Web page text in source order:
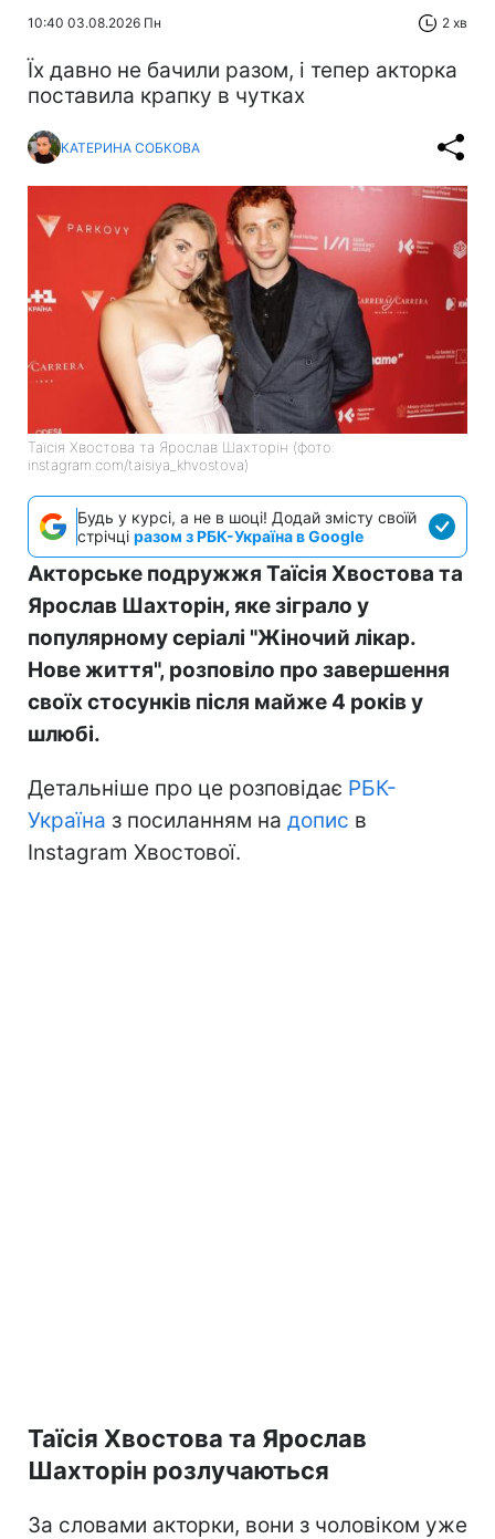
10:40 03.08.2026 Пн 2 хв
Їх давно не бачили разом, і тепер акторка
поставила крапку в чутках
КАТЕРИНА СОБКОВА
Таїсія Хвостова та Ярослав Шахторін (фото:
instagram.com/taisiya_khvostova)
Будь у курсі, а не в шоці! Додай змісту своїй
стрічці разом з РБК-Україна в Google
Акторське подружжя Таїсія Хвостова та
Ярослав Шахторін, яке зіграло у
популярному серіалі "Жіночий лікар.
Нове життя", розповіло про завершення
своїх стосунків після майже 4 років у
шлюбі.
Детальніше про це розповідає РБК-
Україна з посиланням на допис в
Instagram Хвостової.
Таїсія Хвостова та Ярослав
Шахторін розлучаються
За словами акторки, вони з чоловіком уже